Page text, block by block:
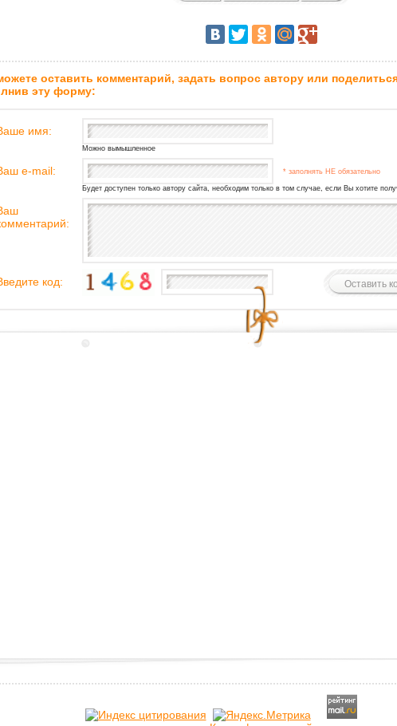
оставить комментарий, задать вопрос автору или
эту форму:
имя:
Можно вымышленное
e-mail: * заполнять НЕ обязательно
Будет доступен только автору сайта, необходим только в том случае, если Вы хотите
код: